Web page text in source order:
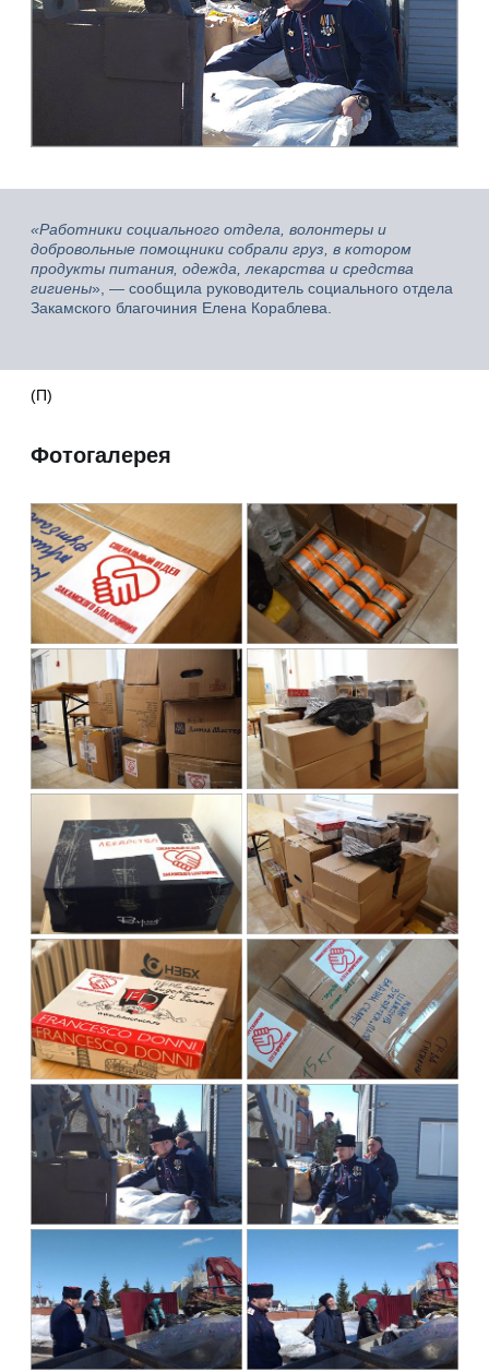
«Работники социального отдела, волонтеры и
добровольные помощники собрали груз, в котором
продукты питания, одежда, лекарства и средства
гигиены», — сообщила руководитель социального отдела
Закамского благочиния Елена Кораблева.
(П)
Фотогалерея